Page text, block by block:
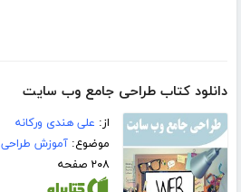
دانلود کتاب طراحی جامع وب سایت
از: علی هندی ورکانه
موضوع:آموزش
۲۰۸ صفحه